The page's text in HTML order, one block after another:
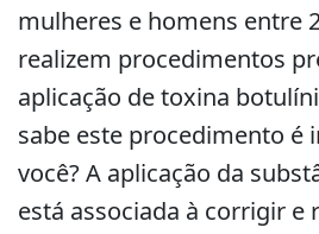
mulheres e homens entre
realizem procedimentos
aplicação de toxina
sabe este procedimento é
você? A aplicação da
está associada à corrigir e